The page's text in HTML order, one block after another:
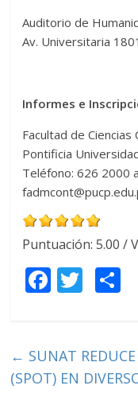
Auditorio de
Av. Universitaria
Informes e
Facultad de Ciencias
Pontificia
Teléfono: 626 2000
Puntuación:5.00 /
F
b
o
T
er p
← SUNAT
(SPOT) EN